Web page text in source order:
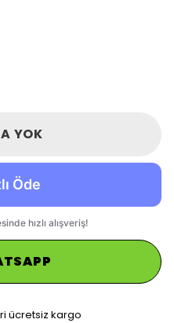
YOK
ücretsiz kargo